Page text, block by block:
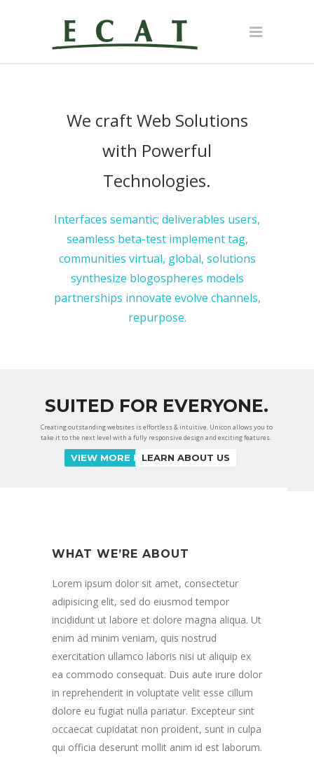
We craft Web Solutions
with Powerful
Technologies.
Interfaces semantic; deliverables users,
seamless beta-test implement tag,
communities virtual, global, solutions
synthesize blogospheres models
partnerships innovate evolve channels,
repurpose.
SUITED FOR EVERYONE.
Creating outstanding websites is effortless & intuitive. Unicon allows you to
take it to the next level with a fully responsive design and exciting features.
VIEW MORE FEATURESLEARN ABOUT US
WHAT WE’RE ABOUT
Lorem ipsum dolor sit amet, consectetur
adipisicing elit, sed do eiusmod tempor
incididunt ut labore et dolore magna aliqua. Ut
enim ad minim veniam, quis nostrud
exercitation ullamco laboris nisi ut aliquip ex
ea commodo consequat. Duis aute irure dolor
in reprehenderit in voluptate velit esse cillum
dolore eu fugiat nulla pariatur. Excepteur sint
occaecat cupidatat non proident, sunt in culpa
qui officia deserunt mollit anim id est laborum.